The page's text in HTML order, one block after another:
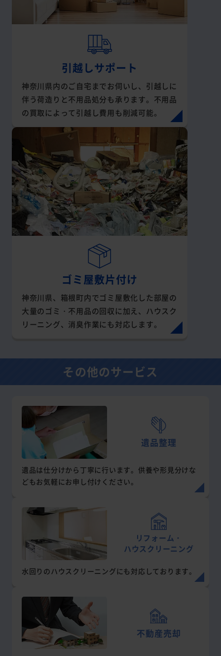
引越しサポート
神奈川県内のご自宅までお伺いし、引越しに
伴う荷造りと不用品処分も承ります。不用品
の買取によって引越し費用も削減可能。
ゴミ屋敷片付け
神奈川県、箱根町内でゴミ屋敷化した部屋の
大量のゴミ・不用品の回収に加え、ハウスク
リーニング、消臭作業にも対応します。
その他のサービス
遺品整理
遺品は仕分けから丁寧に行います。供養や形見分けな
どもお気軽にお申し付けください。
リフォーム・
ハウスクリーニング
水回りのハウスクリーニングにも対応しております。
不動産売却